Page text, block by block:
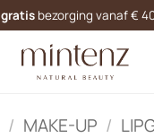
gratis bezorging vanaf €
/ MAKE-UP /